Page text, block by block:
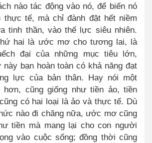
nào tác động vào nó, để biến nó
thực tế, mà chỉ đành đặt hết niềm
tinh thần, vào thế lực siêu nhiên.
hai là ước mơ cho tương lai, là
đại của những mục tiêu lớn,
bạn hoàn toàn có khả năng đạt
lực của bản thân. Hay nói một
hơn, cũng giống như tiền ảo, tiền
có hai loại là ảo và thực tế. Dù
nào đi chăng nữa, ước mơ cũng
tiền mà mang lại cho con người
vào cuộc sống; đồng thời cũng